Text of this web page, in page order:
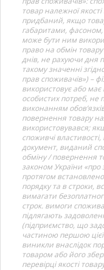
товар належної
придбаний, якщо
габаритами,
може бути ним
право на обмін
днів, не рахуючи дня
такому значенні
прав споживачів») –
використовує або
особистих потреб, не
виконанням
повернення товару
використовувався;
споживчі
документ, виданий
обміну / повернення
законом України «про
протягом
порядку та в строки,
вимагати
строк. вимоги
підлягають
(підприємство, що
частиною першою
виникли внаслідок
товаром або його
перевірці якості